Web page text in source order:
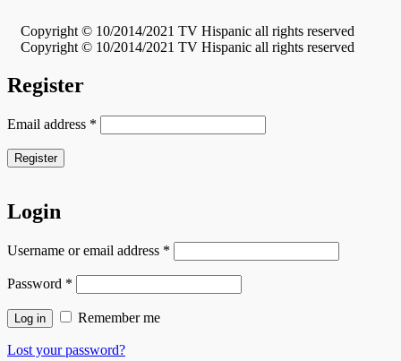
Copyright © 10/2014/2021 TV Hispanic all rights reserved
Copyright © 10/2014/2021 TV Hispanic all rights reserved
Register
Email address *
Register
Login
Username or email address *
Password *
Log in Remember me
Lost your password?